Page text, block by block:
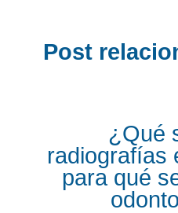
Post
¿Qué
radiografías
para qué